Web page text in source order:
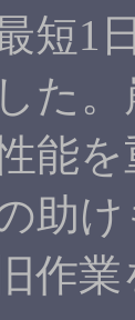
短1
た
能
助
作